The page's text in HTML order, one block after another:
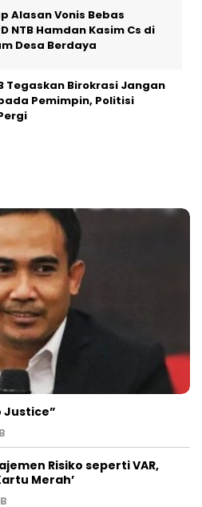
Alasan Vonis Bebas
NTB Hamdan Kasim Cs di
Desa Berdaya
Tegaskan Birokrasi Jangan
Pemimpin, Politisi
Justice”
Risiko seperti VAR,
Merah’